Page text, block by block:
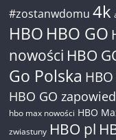
#zostanwdomu 4k
HBO HBO GO
nowości HBO
Go Polska
HBO GO
hbo max nowości HBO
zwiastuny HBO pl